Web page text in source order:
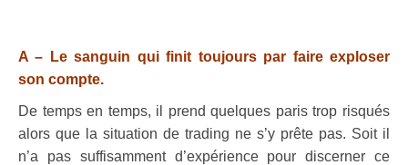
A – Le sanguin qui finit toujours par faire exploser
son compte.
De temps en temps, il prend quelques paris trop risqués
alors que la situation de trading ne s’y prête pas. Soit il
n’a pas suffisamment d’expérience pour discerner ce